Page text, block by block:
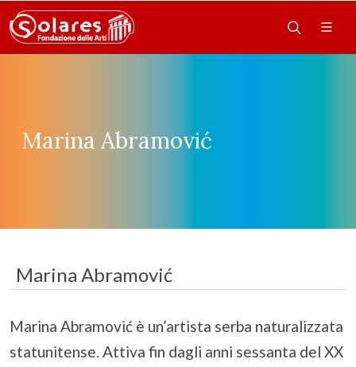
Marina Abramović
Marina Abramović
Marina Abramović è un’artista serba naturalizzata
statunitense. Attiva fin dagli anni sessanta del XX